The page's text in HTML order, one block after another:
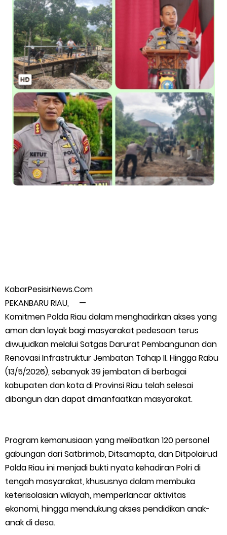
Merah Putih Presisi Polda Riau.
Teluk Belitung Bagaikan Kota Mati Disaat Listrik Diberlakukan
Pemadaman Secara Bergilir, Mesin 600 kW Diharapkan Jadi
Solusi.
F-PETIR Desak Pemkab Lingga Segera Buka Solusi Tambang
Timah Rakyat: Jangan Hanya di Laut yang Beroperasi,
Tambang Timah di Darat Juga Butuh Hidup
Ketenagakerjaan Diperkuat
Usut Skandal Lahan Ulayat Desa Palas, Sekoci24.co Resmi
Layangkan Surat Konfirmasi ke PT Arara Abadi.
Meranti 2026, 30 Putra-Putri Terbaik Disiapkan Kibarkan Merah
Penanganan Jalur Lembah Anai dan Malalak
Bupati Asmar Lepas 77 Kontingen Pramuka Meranti Ikuti
Jambore Nasional XII 2026 di Cibubur
Polres Kepulauan Meranti Gelar Ekspedisi Merah Putih" Jalin
KabarPesisirNews.Com
PEKANBARU RIAU, —
Komitmen Polda Riau dalam menghadirkan akses yang
aman dan layak bagi masyarakat pedesaan terus
diwujudkan melalui Satgas Darurat Pembangunan dan
Renovasi Infrastruktur Jembatan Tahap II. Hingga Rabu
(13/5/2026), sebanyak 39 jembatan di berbagai
kabupaten dan kota di Provinsi Riau telah selesai
dibangun dan dapat dimanfaatkan masyarakat.
Program kemanusiaan yang melibatkan 120 personel
gabungan dari Satbrimob, Ditsamapta, dan Ditpolairud
Polda Riau ini menjadi bukti nyata kehadiran Polri di
tengah masyarakat, khususnya dalam membuka
keterisolasian wilayah, memperlancar aktivitas
ekonomi, hingga mendukung akses pendidikan anak-
anak di desa.